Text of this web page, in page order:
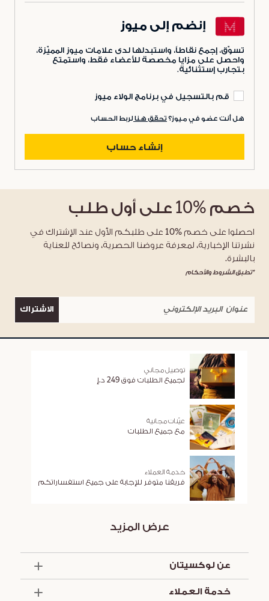
إنضم إلى ميوز
تسوّق، إجمع نقاطاً، واستبدلها لدى علامات ميوز المميّزة،
واحصل على مزايا مخصصة للأعضاء فقط، واستمتع
بتجارب إستثنائية.
قم بالتسجيل في برنامج الولاء ميوز
هل أنت عضو في ميوز؟ تحقق هنا لربط الحساب
إنشاء حساب
خصم %10 على أول طلب
احصلوا على خصم %10 على طلبكم الأول عند الإشتراك في
نشرتنا الإخبارية، لمعرفة عروضنا الحصرية، ونصائح للعناية
بالبشرة.
*تطبق الشروط والأحكام
الاشتراك
توصيل مجاني
لجميع الطلبات فوق 249 د.إ
عيّنات مجانية
مع جميع الطلبات
خدمة العملاء
فريقنا متوفر للإجابة على جميع استفساراتكم
عرض المزيد
عن لوكسيتان
خدمة العملاء